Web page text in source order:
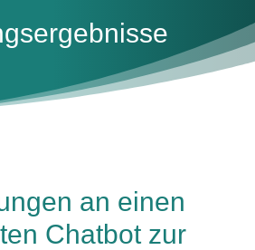
an einen
Chatbot zur